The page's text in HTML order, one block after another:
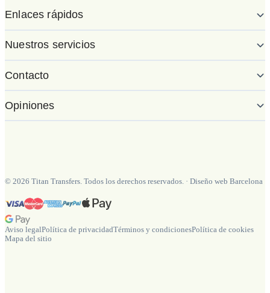
Enlaces rápidos
Nuestros servicios
Contacto
Opiniones
© 2026 Titan Transfers. Todos los derechos reservados. · Diseño web Barcelona
Aviso legalPolítica de privacidadTérminos y condicionesPolítica de cookies
Mapa del sitio